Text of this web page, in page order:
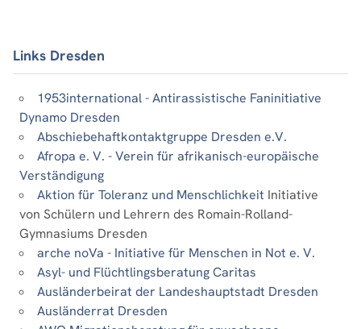
Links Dresden
1953international - Antirassistische Faninitiative
Dynamo Dresden
Abschiebehaftkontaktgruppe Dresden e.V.
Afropa e. V. - Verein für afrikanisch-europäische
Verständigung
Aktion für Toleranz und Menschlichkeit Initiative
von Schülern und Lehrern des Romain-Rolland-
Gymnasiums Dresden
arche noVa - Initiative für Menschen in Not e. V.
Asyl- und Flüchtlingsberatung Caritas
Ausländerbeirat der Landeshauptstadt Dresden
Ausländerrat Dresden